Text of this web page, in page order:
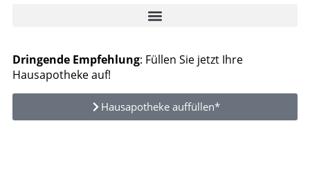
Dringende Empfehlung: Füllen Sie jetzt Ihre
Hausapotheke auf!
Hausapotheke auffüllen*